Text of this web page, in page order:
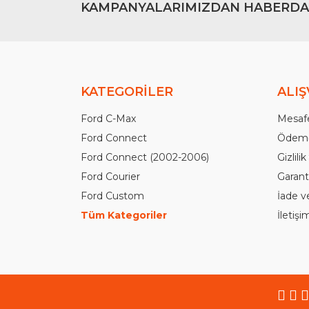
KAMPANYALARIMIZDAN
KATEGORİLER
Ford C-Max
Ford Connect
Ford Connect (2002-2006)
Ford Courier
Ford Custom
Tüm Kategoriler
İade